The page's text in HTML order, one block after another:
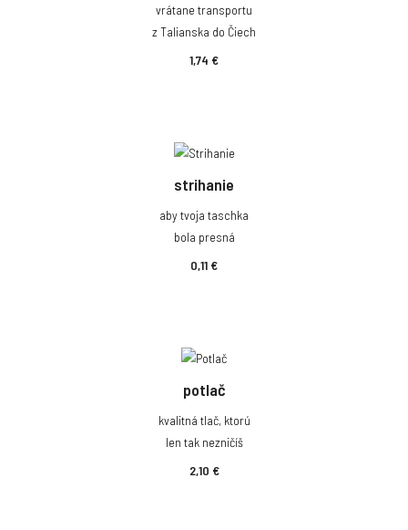
vrátane transportu
z Talianska do Čiech
1,74 €
strihanie
aby tvoja taschka
bola presná
0,11 €
potlač
kvalitná tlač, ktorú
len tak nezničíš
2,10 €